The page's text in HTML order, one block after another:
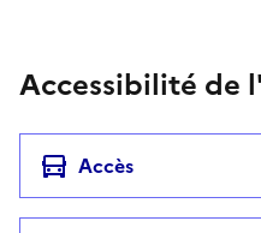
Accessibilité de
Accès